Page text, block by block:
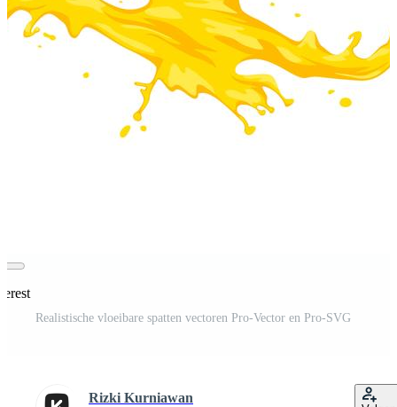
Realistische vloeibare spatten vectoren Pro-Vector en Pro-SVG
Rizki Kurniawan